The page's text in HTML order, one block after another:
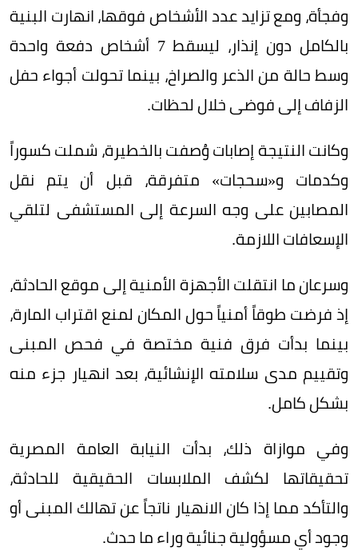
وفجأة، ومع تزايد عدد الأشخاص فوقها، انهارت البنية
بالكامل دون إنذار، ليسقط 7 أشخاص دفعة واحدة
وسط حالة من الذعر والصراخ، بينما تحولت أجواء حفل
الزفاف إلى فوضى خلال لحظات.
وكانت النتيجة إصابات وُصفت بالخطيرة، شملت كسوراً
وكدمات و«سحجات» متفرقة، قبل أن يتم نقل
المصابين على وجه السرعة إلى المستشفى لتلقي
الإسعافات اللازمة.
وسرعان ما انتقلت الأجهزة الأمنية إلى موقع الحادثة،
إذ فرضت طوقاً أمنياً حول المكان لمنع اقتراب المارة،
بينما بدأت فرق فنية مختصة في فحص المبنى
وتقييم مدى سلامته الإنشائية، بعد انهيار جزء منه
بشكل كامل.
وفي موازاة ذلك، بدأت النيابة العامة المصرية
تحقيقاتها لكشف الملابسات الحقيقية للحادثة،
والتأكد مما إذا كان الانهيار ناتجاً عن تهالك المبنى أو
وجود أي مسؤولية جنائية وراء ما حدث.